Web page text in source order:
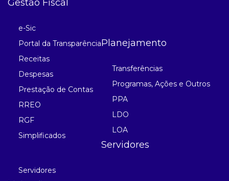
Gestão Fiscal
e-Sic
Portal da Transparência
Receitas
Despesas
Prestação de Contas
RREO
RGF
Simplificados
Planejamento
Transferências
Programas, Ações e Outros
PPA
LDO
LOA
Servidores
Servidores